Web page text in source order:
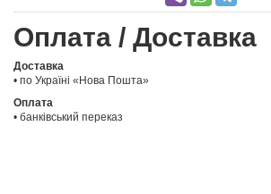
Оплата / Доставка
Доставка
• по Україні «Нова Пошта»
Оплата
• банківський переказ